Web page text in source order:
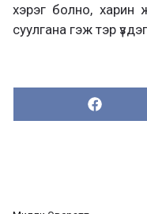
хэрэг болно, харин
суулгана гэж тэр
Х
у